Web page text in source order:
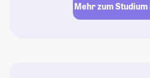
Mehr zum Studium